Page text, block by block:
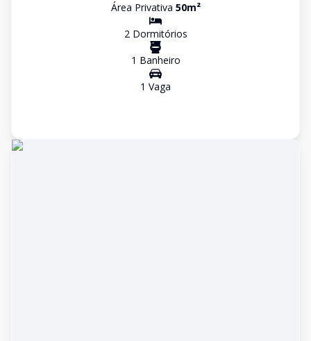
Área Privativa 50m²
2Dormitórios
1 Banheiro
1 Vaga